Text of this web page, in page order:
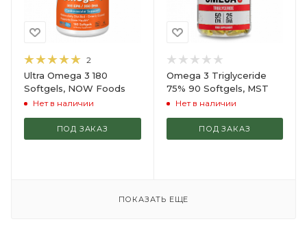
2
Ultra Omega 3 180
Softgels, NOW Foods
Нет в наличии
ПОД ЗАКАЗ
Omega 3 Triglyceride
75% 90 Softgels, MST
Нет в наличии
ПОД ЗАКАЗ
ПОКАЗАТЬ ЕЩЕ